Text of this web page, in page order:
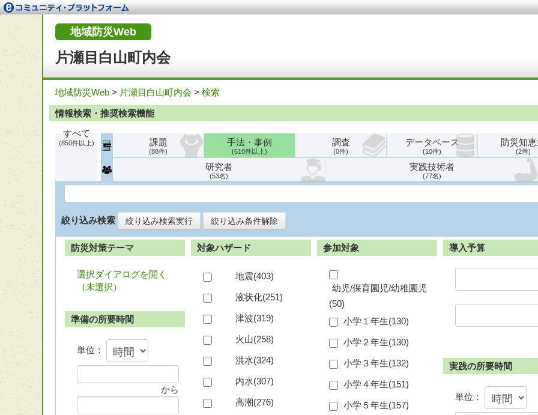
片瀬目白山町内会
地域防災Web
地域防災Web > 片瀬目白山町内会 > 検索
情報検索・推奨検索機能
すべて
850 課題
88
手法・事例
610
調査
0
データベース
10
防災知
2
研究者
53
実践技術者
77
絞り込み検索 絞り込み検索実行 絞り込み条件解除
防災対策テーマ
選択ダイアログを開く
（未選択）
対象ハザード
地震(403)
液状化(251)
津波(319)
火山(258)
洪水(324)
内水(307)
高潮(276)
参加対象
幼児/保育園児/幼稚園児
(50)
小学１年生(130)
小学２年生(130)
小学３年生(132)
小学４年生(151)
小学５年生(157)
導入予算
準備の所要時間
単位：
から
実践の所要時間
単位：